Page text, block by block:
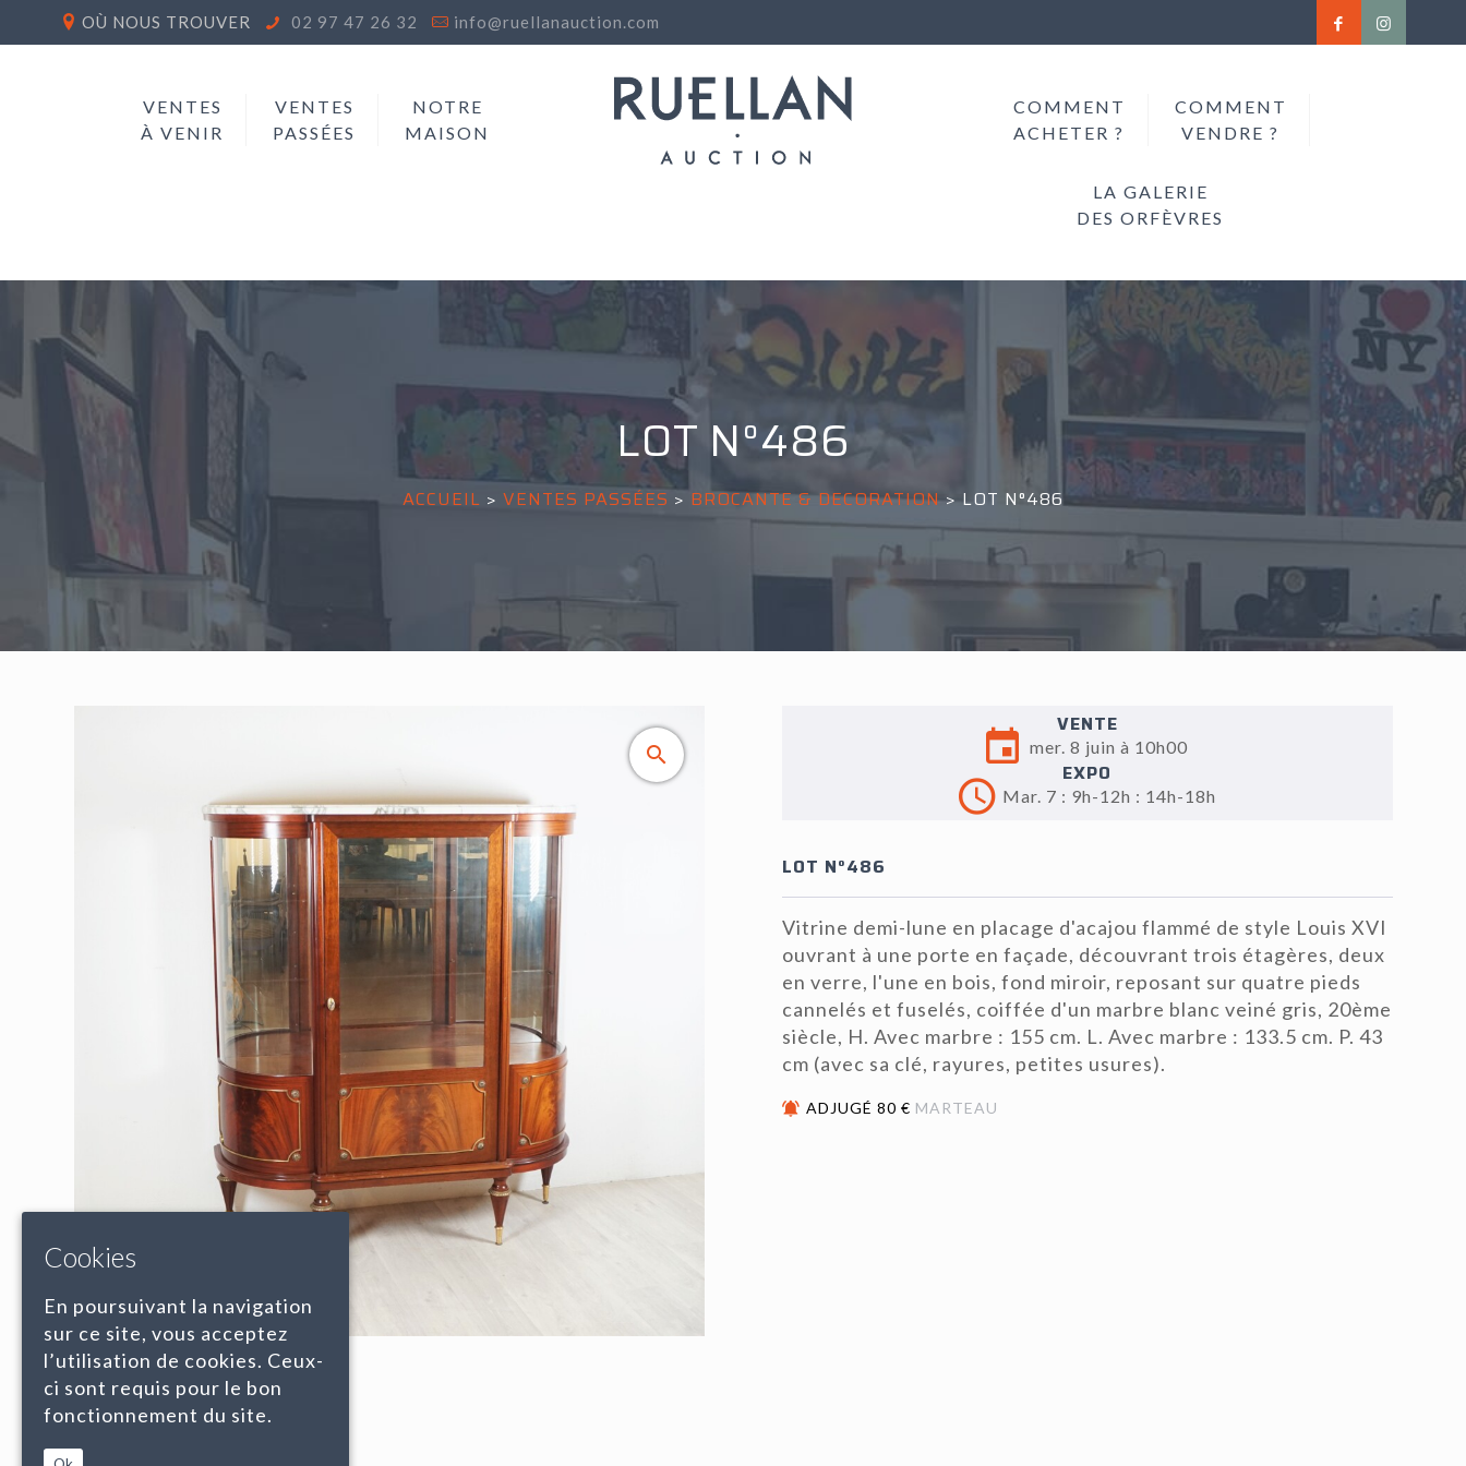
OÙ NOUS TROUVER 02 97 47 26 32 info@ruellanauction.com
VENTES
À VENIR
VENTES
PASSÉES
NOTRE
MAISON
COMMENT
ACHETER ?
COMMENT
VENDRE ?
LA GALERIE
DES ORFÈVRES
LOT N°486
ACCUEIL > VENTES PASSÉES >BROCANTE & DECORATION>LOT N°486
VENTE
mer. 8 juin à 10h00
EXPO
Mar. 7 : 9h-12h : 14h-18h
LOT N°486
Vitrine demi-lune en placage d'acajou flammé de style Louis XVI
ouvrant à une porte en façade, découvrant trois étagères, deux
en verre, l'une en bois, fond miroir, reposant sur quatre pieds
cannelés et fuselés, coiffée d'un marbre blanc veiné gris, 20ème
siècle, H. Avec marbre : 155 cm. L. Avec marbre : 133.5 cm. P. 43
cm (avec sa clé, rayures, petites usures).
ADJUGÉ 80 € MARTEAU
Cookies
En poursuivant la navigation
sur ce site, vous acceptez
l’utilisation de cookies. Ceux-
ci sont requis pour le bon
fonctionnement du site.